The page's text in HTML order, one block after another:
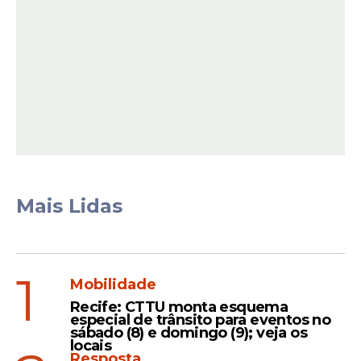
comando do técnico Luiz Felipe Scolari.
Leia Também
Repercussão
Mais Lidas
1
Mobilidade
Recife: CTTU monta esquema
especial de trânsito para eventos no
sábado (8) e domingo (9); veja os
locais